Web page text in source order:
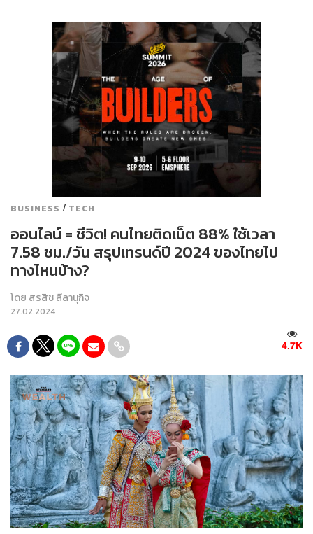
BUSINESS / TECH
ออนไลน์ = ชีวิต! คนไทยติดเน็ต 88% ใช้เวลา
7.58 ชม./วัน สรุปเทรนด์ปี 2024 ของไทยไป
ทางไหนบ้าง?
โดย สรสิช ลีลานุกิจ
27.02.2024
4.7K